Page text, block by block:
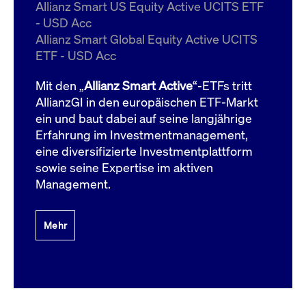
Allianz Smart US Equity Active UCITS ETF
- USD Acc
Allianz Smart Global Equity Active UCITS
ETF - USD Acc
Mit den „Allianz Smart Active“-ETFs tritt
AllianzGI in den europäischen ETF-Markt
ein und baut dabei auf seine langjährige
Erfahrung im Investmentmanagement,
eine diversifizierte Investmentplattform
sowie seine Expertise im aktiven
Management.
Mehr
ApplicationGatewayAffinityCORS
boerse.com
Domain
bis